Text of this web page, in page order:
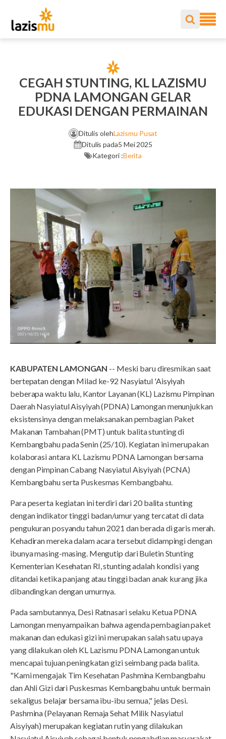
CEGAH STUNTING, KL LAZISMU
PDNA LAMONGAN GELAR
EDUKASI DENGAN PERMAINAN
Ditulis olehLazismu Pusat
Ditulis pada5 Mei 2025
Kategori :Berita
KABUPATEN LAMONGAN -- Meski baru diresmikan saat
bertepatan dengan Milad ke-92 Nasyiatul 'Aisyiyah
beberapa waktu lalu, Kantor Layanan (KL) Lazismu Pimpinan
Daerah Nasyiatul Aisyiyah (PDNA) Lamongan menunjukkan
eksistensinya dengan melaksanakan pembagian Paket
Makanan Tambahan (PMT) untuk balita stunting di
Kembangbahu pada Senin (25/10). Kegiatan ini merupakan
kolaborasi antara KL Lazismu PDNA Lamongan bersama
dengan Pimpinan Cabang Nasyiatul Aisyiyah (PCNA)
Kembangbahu serta Puskesmas Kembangbahu.
Para peserta kegiatan ini terdiri dari 20 balita stunting
dengan indikator tinggi badan/umur yang tercatat di data
pengukuran posyandu tahun 2021 dan berada di garis merah.
Kehadiran mereka dalam acara tersebut didampingi dengan
ibunya masing-masing. Mengutip dari Buletin Stunting
Kementerian Kesehatan RI, stunting adalah kondisi yang
ditandai ketika panjang atau tinggi badan anak kurang jika
dibandingkan dengan umurnya.
Pada sambutannya, Desi Ratnasari selaku Ketua PDNA
Lamongan menyampaikan bahwa agenda pembagian paket
makanan dan edukasi gizi ini merupakan salah satu upaya
yang dilakukan oleh KL Lazismu PDNA Lamongan untuk
mencapai tujuan peningkatan gizi seimbang pada balita.
"Kami mengajak Tim Kesehatan Pashmina Kembangbahu
dan Ahli Gizi dari Puskesmas Kembangbahu untuk bermain
sekaligus belajar bersama ibu-ibu semua," jelas Desi.
Pashmina (Pelayanan Remaja Sehat Milik Nasyiatul
Aisyiyah) merupakan kegiatan rutin yang dilakukan